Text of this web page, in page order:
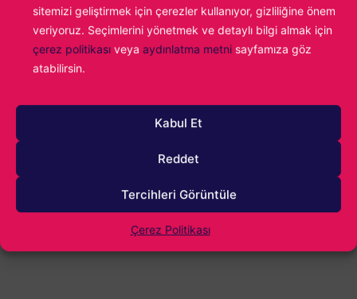
sitemizi geliştirmek için çerezler kullanıyor, gizliliğine önem
veriyoruz. Seçimlerini yönetmek ve detaylı bilgi almak için
çerez politikası veya aydınlatma metni sayfamıza göz
atabilirsin.
Kabul Et
Reddet
Tercihleri Görüntüle
Çerez Politikası